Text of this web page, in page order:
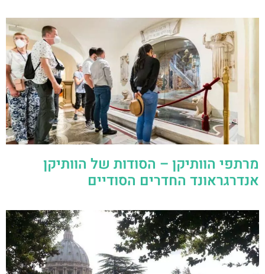
מרתפי הוותיקן – הסודות של הוותיקן
אנדרגראונד החדרים הסודיים